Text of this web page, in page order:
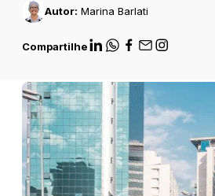
Autor: Marina Barlati
Compartilhe